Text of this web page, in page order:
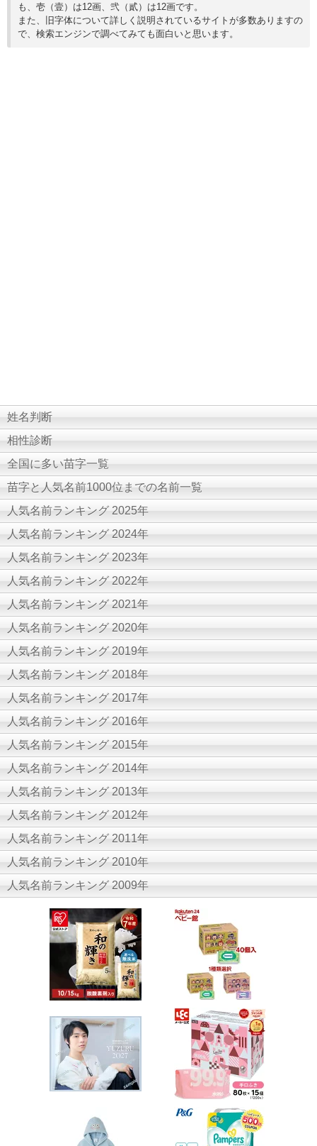
も、壱（壹）は12画、弐（貳）は12画です。
また、旧字体について詳しく説明されているサイトが多数ありますの
で、検索エンジンで調べてみても面白いと思います。
姓名判断
相性診断
全国に多い苗字一覧
苗字と人気名前1000位までの名前一覧
人気名前ランキング 2025年
人気名前ランキング 2024年
人気名前ランキング 2023年
人気名前ランキング 2022年
人気名前ランキング 2021年
人気名前ランキング 2020年
人気名前ランキング 2019年
人気名前ランキング 2018年
人気名前ランキング 2017年
人気名前ランキング 2016年
人気名前ランキング 2015年
人気名前ランキング 2014年
人気名前ランキング 2013年
人気名前ランキング 2012年
人気名前ランキング 2011年
人気名前ランキング 2010年
人気名前ランキング 2009年